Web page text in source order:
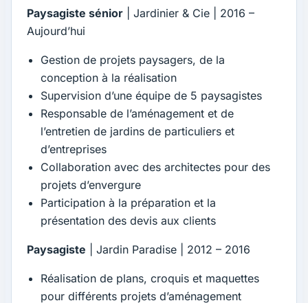
Paysagiste sénior | Jardinier & Cie | 2016 –
Aujourd’hui
Gestion de projets paysagers, de la
conception à la réalisation
Supervision d’une équipe de 5 paysagistes
Responsable de l’aménagement et de
l’entretien de jardins de particuliers et
d’entreprises
Collaboration avec des architectes pour des
projets d’envergure
Participation à la préparation et la
présentation des devis aux clients
Paysagiste | Jardin Paradise | 2012 – 2016
Réalisation de plans, croquis et maquettes
pour différents projets d’aménagement